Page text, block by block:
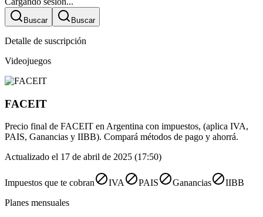
Buscar Buscar
Detalle de suscripción
Videojuegos
FACEIT
Precio final de FACEIT en Argentina con impuestos, (aplica IVA,
PAIS, Ganancias y IIBB). Compará métodos de pago y ahorrá.
Actualizado el 17 de abril de 2025 (17:50)
Impuestos que te cobran IVA PAIS Ganancias
IIBB
Planes mensuales